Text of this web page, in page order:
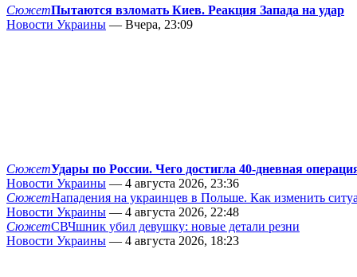
СюжетПытаются взломать Киев. Реакция Запада на удар
Новости Украины — Вчера, 23:09
СюжетУдары по России. Чего достигла 40-дневная
Новости Украины — 4 августа 2026, 23:36
СюжетНападения на украинцев в Польше. Как изменить
Новости Украины — 4 августа 2026, 22:48
СюжетСВЧшник убил девушку: новые детали резни
Новости Украины — 4 августа 2026, 18:23